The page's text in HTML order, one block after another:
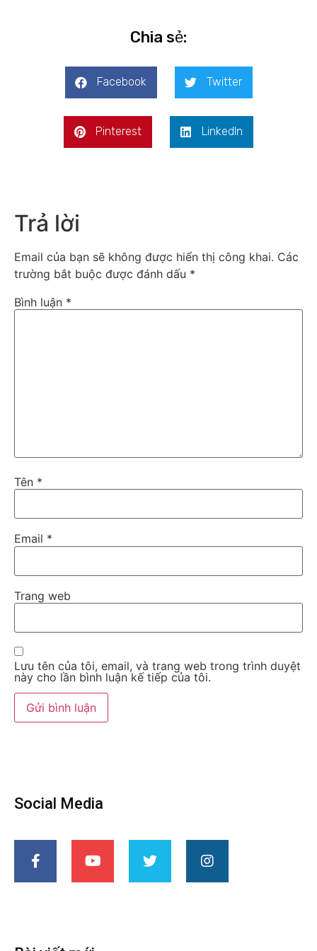
Chia sẻ:
Facebook Twitter
Pinterest LinkedIn
Trả lời
Email của bạn sẽ không được hiển thị công khai. Các
trường bắt buộc được đánh dấu *
Bình luận *
Tên *
Email *
Trang web
Lưu tên của tôi, email, và trang web trong trình duyệt
này cho lần bình luận kế tiếp của tôi.
Social Media